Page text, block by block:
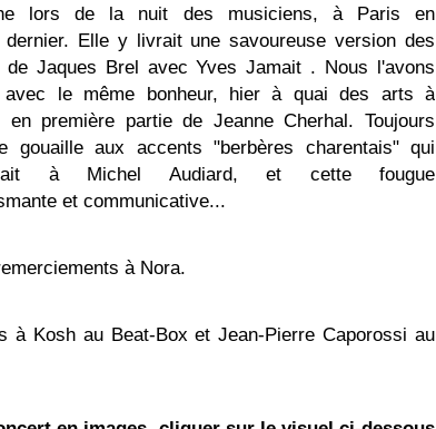
lors de la nuit des musiciens, à Paris en
dernier. Elle y livrait une savoureuse version des
de Jaques Brel avec Yves Jamait . Nous l'avons
avec le même bonheur, hier à quai des arts à
en première partie de Jeanne Cherhal. Toujours
gouaille aux accents "berbères charentais" qui
à Michel Audiard, et cette fougue
et communicative...
à Nora.
à Kosh au Beat-Box et Jean-Pierre Caporossi au